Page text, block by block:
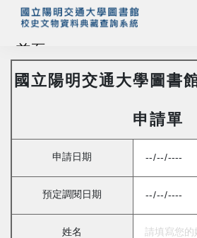
首頁
藏品查詢
國立陽明交通大學圖書
申請單
申請日期
預定調閱日期
姓名